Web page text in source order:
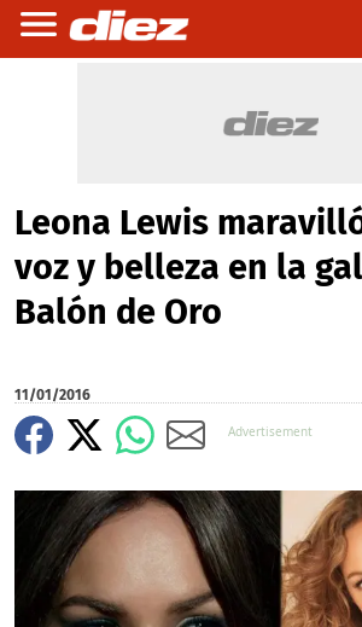
Leona Lewis
voz y belleza en la
Balón de Oro
11/01/2016